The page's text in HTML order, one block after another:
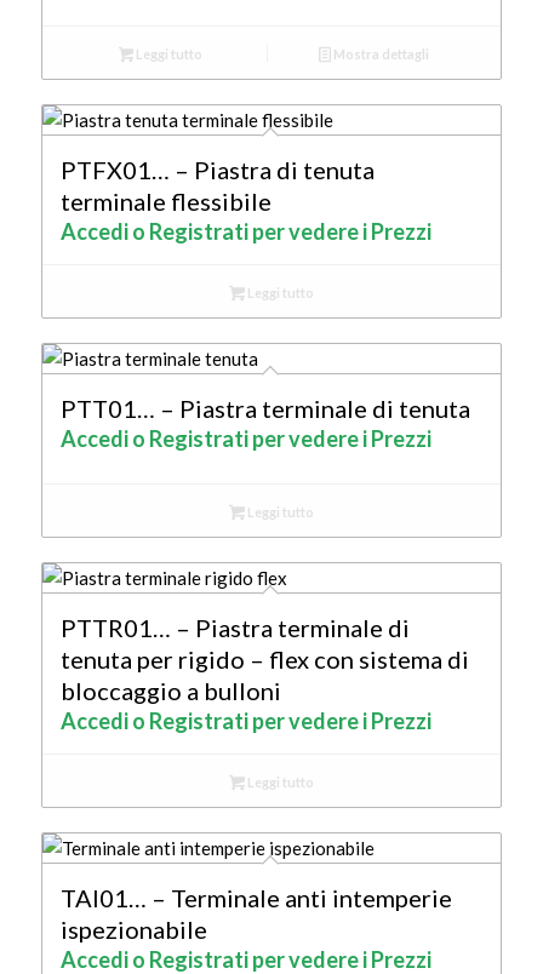
Leggi tutto Mostra dettagli
PTFX01… – Piastra di tenuta
terminale flessibile
Accedi o Registrati per vedere i Prezzi
Leggi tutto
PTT01… – Piastra terminale di tenuta
Accedi o Registrati per vedere i Prezzi
Leggi tutto
PTTR01… – Piastra terminale di
tenuta per rigido – flex con sistema di
bloccaggio a bulloni
Accedi o Registrati per vedere i Prezzi
Leggi tutto
TAI01… – Terminale anti intemperie
ispezionabile
Accedi o Registrati per vedere i Prezzi